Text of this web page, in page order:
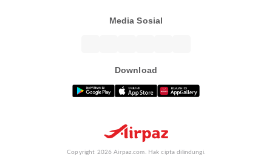
Media Sosial
Download
Copyright 2026 Airpaz.com. Hak cipta dilindungi.